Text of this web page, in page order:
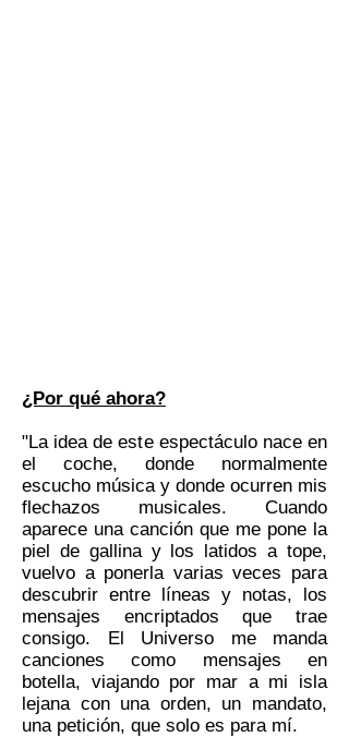
¿Por qué ahora?
"La idea de este espectáculo nace en
el coche, donde normalmente
escucho música y donde ocurren mis
flechazos musicales. Cuando
aparece una canción que me pone la
piel de gallina y los latidos a tope,
vuelvo a ponerla varias veces para
descubrir entre líneas y notas, los
mensajes encriptados que trae
consigo. El Universo me manda
canciones como mensajes en
botella, viajando por mar a mi isla
lejana con una orden, un mandato,
una petición, que solo es para mí.